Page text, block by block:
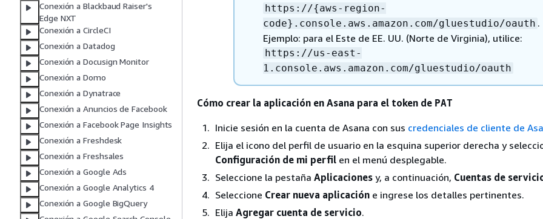
Conexión a Blackbaud Raiser's
Edge NXT
Conexión a CircleCI
Conexión a Datadog
Conexión a Docusign Monitor
Conexión a Domo
Conexión a Dynatrace
Conexión a Anuncios de Facebook
Conexión a Facebook Page Insights
Conexión a Freshdesk
Conexión a Freshsales
Conexión a Google Ads
Conexión a Google Analytics 4
Conexión a Google BigQuery
https://{aws-region-
code}.console.aws.amazon.com/gluestudio/oauth .
Ejemplo: para el Este de EE. UU. (Norte de Virginia), utilice:
https://us-east-
1.console.aws.amazon.com/gluestudio/oauth
Cómo crear la aplicación en Asana para el token de PAT
Inicie sesión en la cuenta de Asana con sus credenciales de cliente de
Elija el icono del perfil de usuario en la esquina superior derecha y
Configuración de mi perfil en el menú desplegable.
Seleccione la pestaña Aplicaciones y, a continuación, Cuentas de
Seleccione Crear nueva aplicación e ingrese los detalles pertinentes.
Elija Agregar cuenta de servicio.